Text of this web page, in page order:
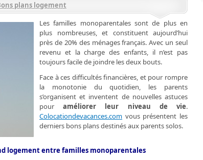
plans logement
Les familles monoparentales sont de plus en
plus nombreuses, et constituent aujourd’hui
près de 20% des ménages français. Avec un seul
revenu et la charge des enfants, il n’est pas
toujours facile de joindre les deux bouts.
Face à ces difficultés financières, et pour rompre
la monotonie du quotidien, les parents
s’organisent et inventent de nouvelles astuces
pouraméliorer leur niveau de vie.
Colocationdevacances.com vous présentent les
derniers bons plans destinés aux parents solos.
logement entre familles monoparentales